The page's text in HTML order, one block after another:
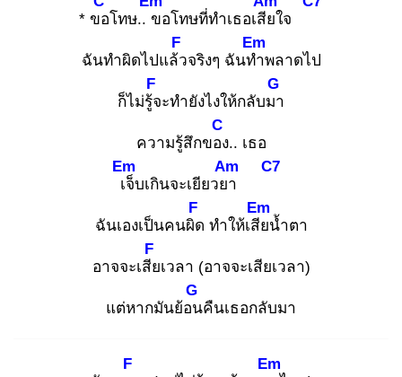
* ขอโทษ.. ขอโทษที่ทำเธอเสียใจ
ฉันทำผิดไปแล้ว
F
จริงๆ ฉันทำ
Em
พลาดไป
ก็ไม่รู้จ
F
ะทำยังไงให้กลับมา
G
ความรู้สึกของ
C
.. เธอ
เจ็
Em
บเกินจะเยียวยา
Am C7
ฉันเองเป็นคนผิด
F
ทำให้เสีย
Em
น้ำตา
อาจจะเสีย
F
เวลา (อาจจะเสียเวลา)
แต่หากมันย้อน
G
คืนเธอกลับมา
F
Em